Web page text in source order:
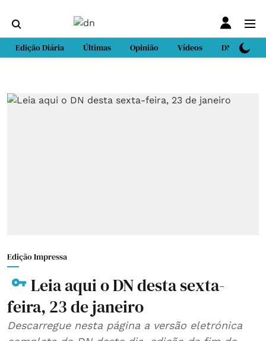
Edição Diária Últimas Opinião Vídeos DN Sport
Edição Impressa
Leia aqui o DN desta sexta-
feira, 23 de janeiro
Descarregue nesta página a versão eletrónica